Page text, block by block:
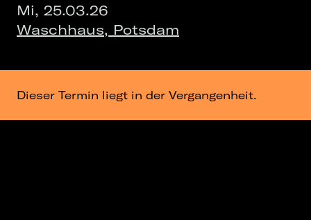
Mi, 25.03.26
Waschhaus, Potsdam
Dieser Termin liegt in der Vergangenheit.